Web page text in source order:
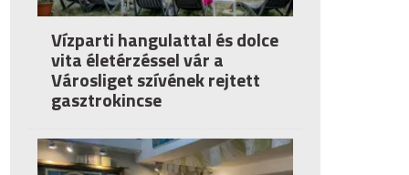
Vízparti hangulattal és dolce
vita életérzéssel vár a
Városliget szívének rejtett
gasztrokincse